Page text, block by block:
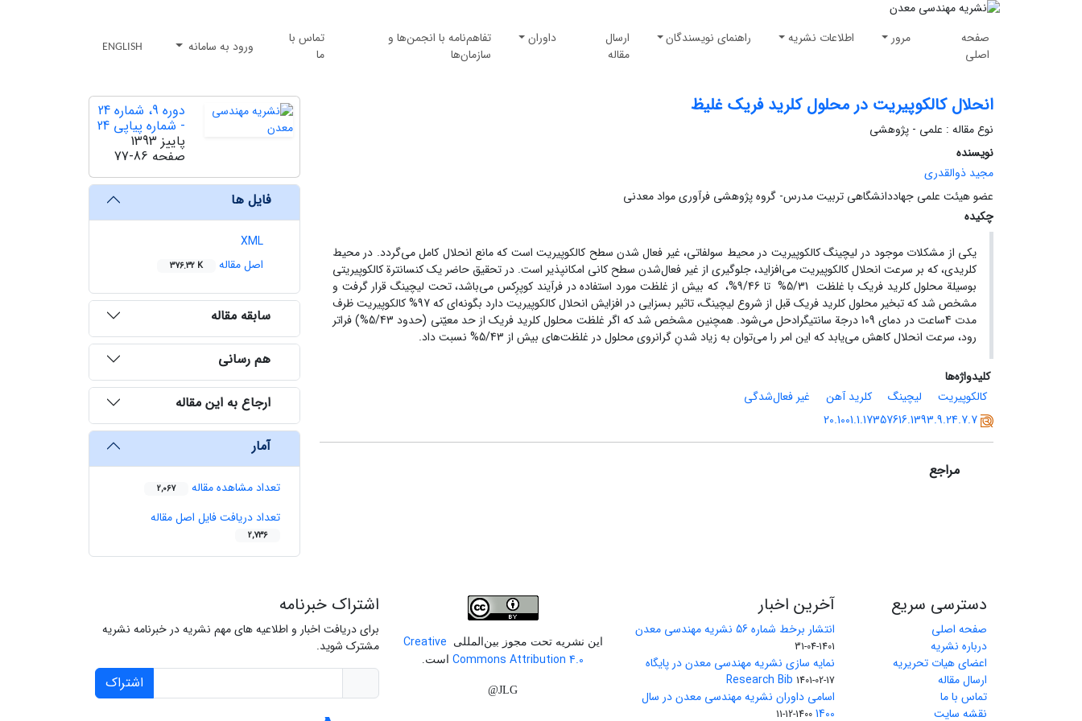
صفحه
اصلی
مرور اطلاعات نشریه راهنمای نویسندگان
ارسال
مقاله
داوران
تفاهم‌نامه با انجمن‌ها و
سازمان‌ها
تماس با
ما
ورود به سامانه ENGLISH
انحلال کالکوپیریت در محلول کلرید فریک غلیظ
نوع مقاله : علمی - پژوهشی
نویسنده
مجید ذوالقدری
عضو هیئت علمی جهاددانشگاهی تربیت مدرس- گروه پژوهشی فرآوری مواد معدنی
چکیده
یکی از مشکلات موجود در لیچینگ کالکوپیریت در محیط سولفاتی، غیر فعال شدن سطح کالکوپیریت است که مانع انحلال کامل می‌گردد. در محیط
کلریدی، که بر سرعت انحلال کالکوپیریت می‌افزاید، جلوگیری از غیر فعال‌شدن سطح کانی امکانپذیر است. در تحقیق حاضر یک کنسانترة کالکوپیریتی
بوسیلة محلول کلرید فریک با غلظت 5/31% تا 9/46%، که بیش از غلظت مورد استفاده در فرآیند کوپرِکس می‌باشد، تحت لیچینگ قرار گرفت و
مشخص شد که تبخیر محلول کلرید فریک قبل از شروع لیچینگ، تاثیر بسزایی در افزایش انحلال کالکوپیریت دارد بگونه‌ای که 97% کالکوپیریت ظرف
مدت 4ساعت در دمای 109 درجة سانتیگرادحل می‌شود. همچنین مشخص شد که اگر غلظت محلول کلرید فریک از حد معیّنی (حدود 5/43%) فراتر
رود، سرعت انحلال کاهش می‌یابد که این امر را می‌توان به زیاد شدنِ گرانروی محلول در غلظت‌های بیش از 5/43% نسبت داد.
کلیدواژه‌ها
کالکوپیریت
لیچینگ کلرید آهن
غیر فعال‌شدگی
20.1001.1.17357616.1393.9.24.7.7
مراجع
دوره 9، شماره 24
- شماره پیاپی 24
پاییز 1393
صفحه 77-86
فایل ها
XML
اصل مقاله
376.32 K
سابقه مقاله
هم رسانی
ارجاع به این مقاله
آمار
تعداد مشاهده مقاله 2,067
تعداد دریافت فایل اصل مقاله
2,736
دسترسی سریع
صفحه اصلی
درباره نشریه
اعضای هیات تحریریه
ارسال مقاله
تماس با ما
نقشه سایت
آخرین اخبار
انتشار برخط شماره 56 نشریه مهندسی معدن
1401-04-31
نمایه سازی نشریه مهندسی معدن در پایگاه
Research Bib 1401-02-17
اسامی داوران نشریه مهندسی معدن در سال
1400
1400-12-11
این نشریه تحت مجوز بین‌المللی
Creative
Commons Attribution 4.0
است.
JLG@
اشتراک خبرنامه
برای دریافت اخبار و اطلاعیه های مهم نشریه در خبرنامه نشریه
مشترک شوید.
اشتراک